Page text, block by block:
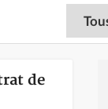
de